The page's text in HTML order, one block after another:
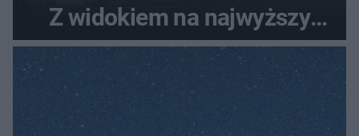
Z widokiem na najwyższy
szczyt Gór Świętokrzyskich